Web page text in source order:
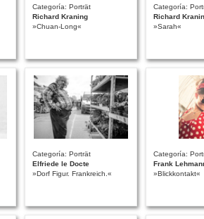
Categoría: Porträt
Richard Kraning
»Chuan-Long«
Categoría:
Richard
»Sarah«
Categoría: Porträt
Elfriede le Docte
»Dorf Figur. Frankreich.«
Categoría:
Frank
»Blickkontakt«